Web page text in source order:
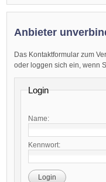
Anbieter
Das Kontaktformular zum
oder loggen sich ein, wenn
Login
Name:
Kennwort:
Login